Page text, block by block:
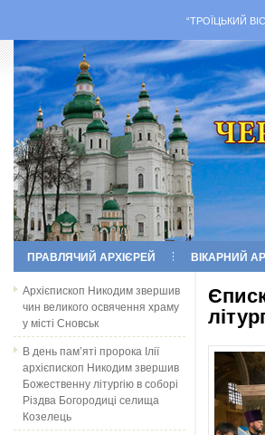
“ТРОЇЦЬКИЙ
ПРАВЛЯЧИЙ АРХІЄРЕЙ ВІКАРНИЙ
Архієпископ Никодим звершив
чин великого освячення храму
у місті Сновськ
В день пам’яті пророка Ілії
архієпископ Никодим звершив
Божественну літургію в соборі
Різдва Богородиці селища
Козелець